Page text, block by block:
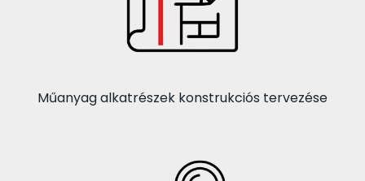
Műanyag alkatrészek konstrukciós tervezése